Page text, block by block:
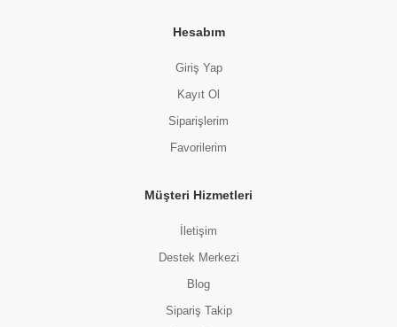
Hesabım
Giriş Yap
Kayıt Ol
Siparişlerim
Favorilerim
Müşteri Hizmetleri
İletişim
Destek Merkezi
Blog
Sipariş Takip